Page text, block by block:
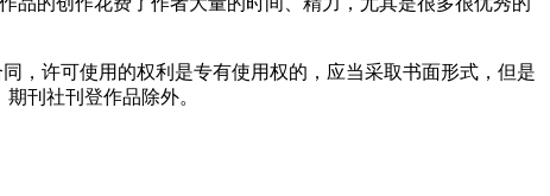
，许可使用的权利是专有使用权的，应当采取书面形式，但是
刊社刊登作品除外。